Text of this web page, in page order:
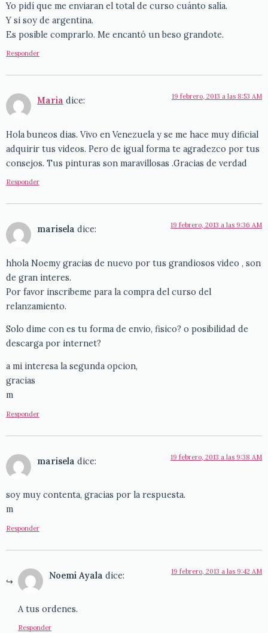
Yo pidí que me enviaran el total de curso cuánto salía.
Y si soy de argentina.
Es posible comprarlo. Me encantó un beso grandote.
Responder
Maria dice: 19 febrero, 2013 a las 8:53 AM
Hola buneos dias. Vivo en Venezuela y se me hace muy dificial
adquirir tus videos. Pero de igual forma te agradezco por tus
consejos. Tus pinturas son maravillosas .Gracias de verdad
Responder
marisela dice: 19 febrero, 2013 a las 9:36 AM
hhola Noemy gracias de nuevo por tus grandiosos video , son
de gran interes.
Por favor inscribeme para la compra del curso del
relanzamiento.
Solo dime con es tu forma de envio, fisico? o posibilidad de
descarga por internet?
a mi interesa la segunda opcion,
gracias
m
Responder
marisela dice: 19 febrero, 2013 a las 9:38 AM
soy muy contenta, gracias por la respuesta.
m
Responder
Noemi Ayala dice: 19 febrero, 2013 a las 9:42 AM
A tus ordenes.
Responder